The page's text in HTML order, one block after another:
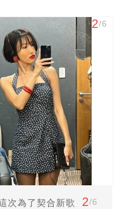
2/6
次為了契合新歌
2/6